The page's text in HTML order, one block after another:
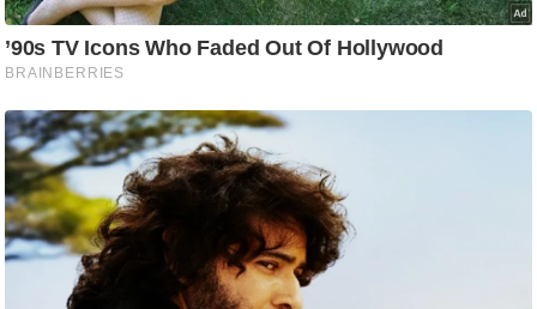
ज्यो
ति
ष
प्र
भु
म
हि
मा